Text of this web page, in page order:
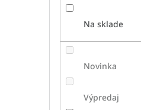
Na sklade
Novinka
Výpredaj